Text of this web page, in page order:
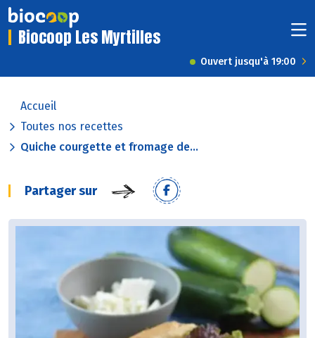
Biocoop Les Myrtilles
Ouvert jusqu'à 19:00
Accueil
Toutes nos recettes
Quiche courgette et fromage de...
Partager sur